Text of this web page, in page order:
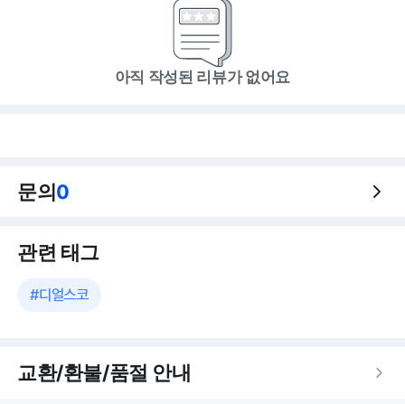
아직 작성된 리뷰가 없어요
문의0
관련 태그
#디얼스코
교환/환불/품절 안내